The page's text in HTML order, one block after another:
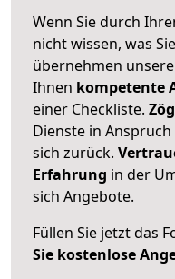
Wenn Sie durch
nicht wissen, was
übernehmen
Ihnen kompetente
einer Checkliste.
Dienste in
sich zurück.
Erfahrung in der
sich Angebote.
Füllen Sie jetzt das
Sie kostenlose